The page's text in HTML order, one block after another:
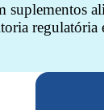
regulatória